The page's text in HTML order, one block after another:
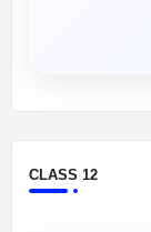
CLASS 12